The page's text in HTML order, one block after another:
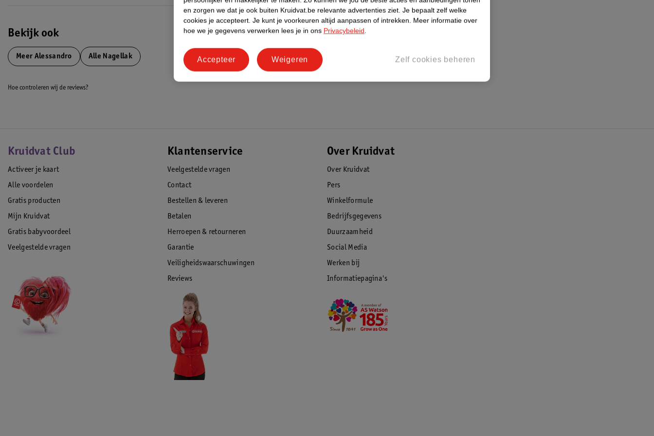
Bekijk ook
Meer Alessandro Alle Nagellak
Hoe controleren wij de reviews?
Kruidvat Club
Activeer je kaart
Alle voordelen
Gratis producten
Mijn Kruidvat
Gratis babyvoordeel
Veelgestelde vragen
Klantenservice
Veelgestelde vragen
Contact
Bestellen & leveren
Betalen
Herroepen & retourneren
Garantie
Veiligheidswaarschuwingen
Reviews
Over Kruidvat
Over Kruidvat
Pers
Winkelformule
Bedrijfsgegevens
Duurzaamheid
Social Media
Werken bij
Informatiepagina's
en zorgen we dat je ook buiten Kruidvat.be relevante advertenties ziet. Je bepaalt zelf welke
cookies je accepteert. Je kunt je voorkeuren altijd aanpassen of intrekken. Meer informatie over
hoe we je gegevens verwerken lees je in ons Privacybeleid.
Zelf cookies beheren
Weigeren
Accepteer